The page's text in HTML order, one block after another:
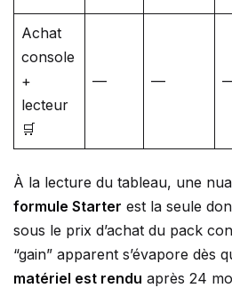
Achat
console
+
lecteur
🛒
— —
À la lecture du tableau, une
formule Starter est la seule
sous le prix d’achat du pack
“gain” apparent s’évapore dès
matériel est rendu après 24